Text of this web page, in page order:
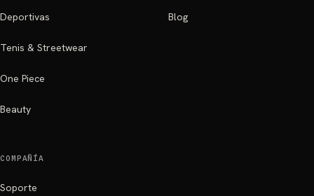
Deportivas
Tenis & Streetwear
One Piece
Beauty
Blog
COMPAÑÍA
Soporte